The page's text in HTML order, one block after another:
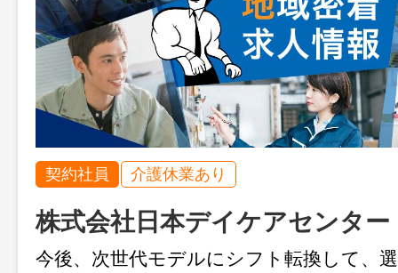
契約社員 介護休業あり
株式会社日本デイケアセンター
今後、次世代モデルにシフト転換して、